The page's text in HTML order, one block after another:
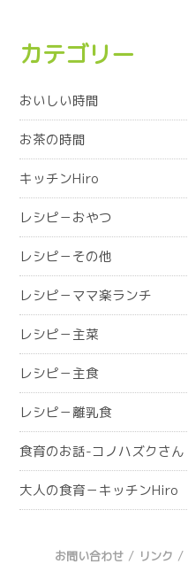
カテゴリー
おいしい時間
お茶の時間
キッチンHiro
レシピ－おやつ
レシピ－その他
レシピ－ママ楽ランチ
レシピ－主菜
レシピ－主食
レシピ－離乳食
食育のお話-コノハズクさん
大人の食育－キッチンHiro
お問い合わせ / リンク /